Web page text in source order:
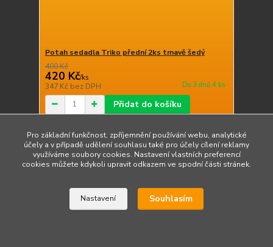
Potah sedadla Triko přední 2ks tmavě šedý
400 Kč
420 Kč/ks
347 Kč bez DPH Do 3 dnů 4 ks
Přidat do košíku
Načíst další produkty (15)
strana z 2další
Pro základní funkčnost, zpříjemnění používání webu, analytické
účely a v případě udělení souhlasu také pro účely cílení reklamy
využíváme soubory cookies. Nastavení vlastních preferencí
cookies můžete kdykoli upravit odkazem ve spodní části stránek.
Nastavení Souhlasím